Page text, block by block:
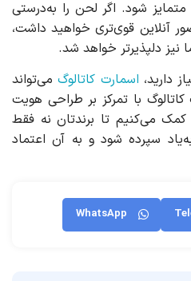
متمایز شود. اگر لحن را به‌درستی
آنلاین قوی‌تری خواهید داشت،
نیز دلپذیرتر خواهد شد.
دارید، اسمارت کاتالوگمی‌تواند
با تمرکز بر طراحی هویت
می‌کنیم تا برندتان نه فقط
سپرده شود و به آن اعتماد
WhatsApp